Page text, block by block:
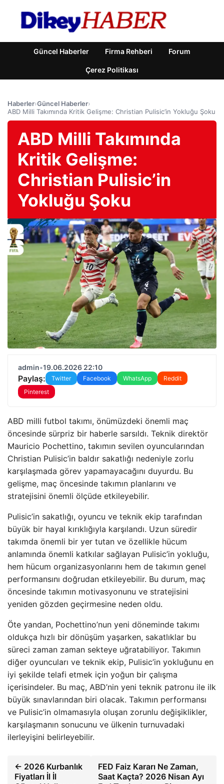
Güncel Haberler Firma Rehberi Forum
Çerez Politikası
Haberler›Güncel Haberler›
ABD Milli Takımında Kritik Gelişme: Christian Pulisic’in Yokluğu Şoku
ABD Milli Takımında
Kritik Gelişme:
Christian Pulisic’in
Yokluğu Şoku
admin•19.06.2026 22:10
Paylaş: Twitter Facebook WhatsApp
Reddit
Pinterest
ABD milli futbol takımı, önümüzdeki önemli maç
öncesinde sürpriz bir haberle sarsıldı. Teknik direktör
Mauricio Pochettino, takımın sevilen oyuncularından
Christian Pulisic’in baldır sakatlığı nedeniyle zorlu
karşılaşmada görev yapamayacağını duyurdu. Bu
gelişme, maç öncesinde takımın planlarını ve
stratejisini önemli ölçüde etkileyebilir.
Pulisic’in sakatlığı, oyuncu ve teknik ekip tarafından
büyük bir hayal kırıklığıyla karşılandı. Uzun süredir
takımda önemli bir yer tutan ve özellikle hücum
anlamında önemli katkılar sağlayan Pulisic’in yokluğu,
hem hücum organizasyonlarını hem de takımın genel
performansını doğrudan etkileyebilir. Bu durum, maç
öncesinde takımın motivasyonunu ve stratejisini
yeniden gözden geçirmesine neden oldu.
Öte yandan, Pochettino’nun yeni döneminde takımı
oldukça hızlı bir dönüşüm yaşarken, sakatlıklar bu
süreci zaman zaman sekteye uğratabiliyor. Takımın
diğer oyuncuları ve teknik ekip, Pulisic’in yokluğunu en
iyi şekilde telafi etmek için yoğun bir çalışma
içerisindeler. Bu maç, ABD’nin yeni teknik patronu ile ilk
büyük sınavlarından biri olacak. Takımın performansı
ve Pulisic’in olmamasıyla oluşan zorunlu değişiklikler,
karşılaşmanın sonucunu ve ülkenin turnuvadaki
ilerleyişini belirleyebilir.
← 2026 Kurbanlık
Fiyatları İl İl
FED Faiz Kararı Ne Zaman,
Saat Kaçta? 2026 Nisan Ayı